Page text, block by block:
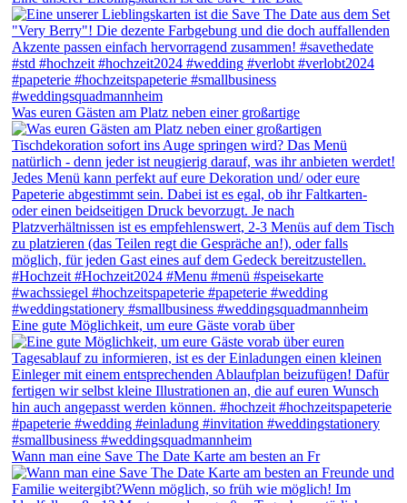
Was euren Gästen am Platz neben einer großartige
Eine gute Möglichkeit, um eure Gäste vorab über
Wann man eine Save The Date Karte am besten an Fr